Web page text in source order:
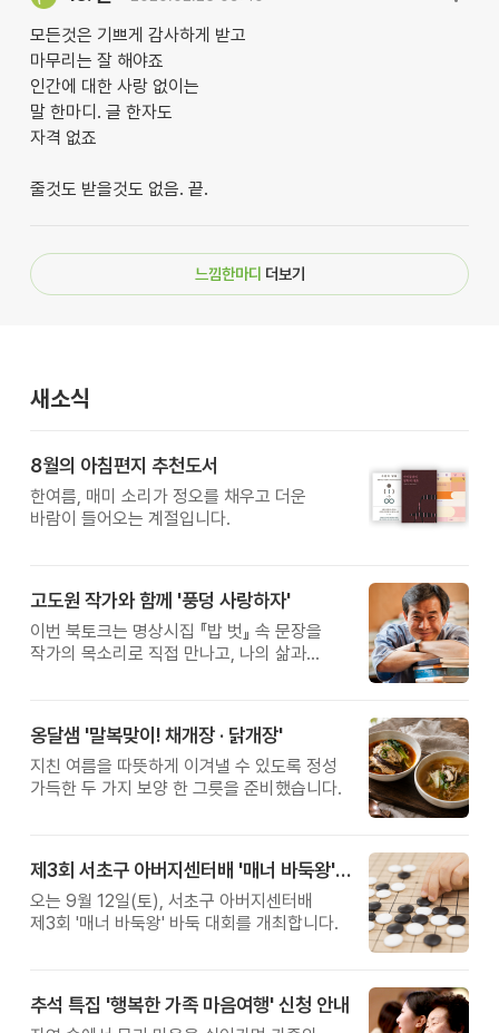
모든것은 기쁘게 감사하게 받고
마무리는 잘 해야죠
인간에 대한 사랑 없이는
말 한마디. 글 한자도
자격 없죠
줄것도 받을것도 없음. 끝.
느낌한마디 더보기
새소식
8월의 아침편지 추천도서
한여름, 매미 소리가 정오를 채우고 더운
바람이 들어오는 계절입니다.
고도원 작가와 함께 '풍덩 사랑하자'
이번 북토크는 명상시집 『밥 벗』 속 문장을
작가의 목소리로 직접 만나고, 나의 삶과
옹달샘 '말복맞이! 채개장 · 닭개장'
지친 여름을 따뜻하게 이겨낼 수 있도록 정성
가득한 두 가지 보양 한 그릇을 준비했습니다.
제3회 서초구 아버지센터배 '매너 바둑왕' 대회
오는 9월 12일(토), 서초구 아버지센터배
제3회 '매너 바둑왕' 바둑 대회를 개최합니다.
추석 특집 '행복한 가족 마음여행' 신청 안내